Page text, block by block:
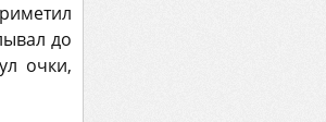
до
очки,